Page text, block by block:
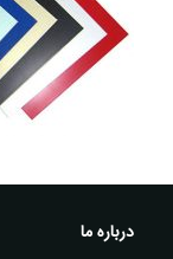
درباره ما